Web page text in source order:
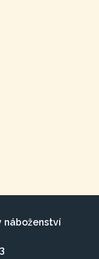
náboženství